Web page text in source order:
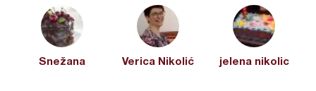
Snežana Verica Nikolić jelena nikolic